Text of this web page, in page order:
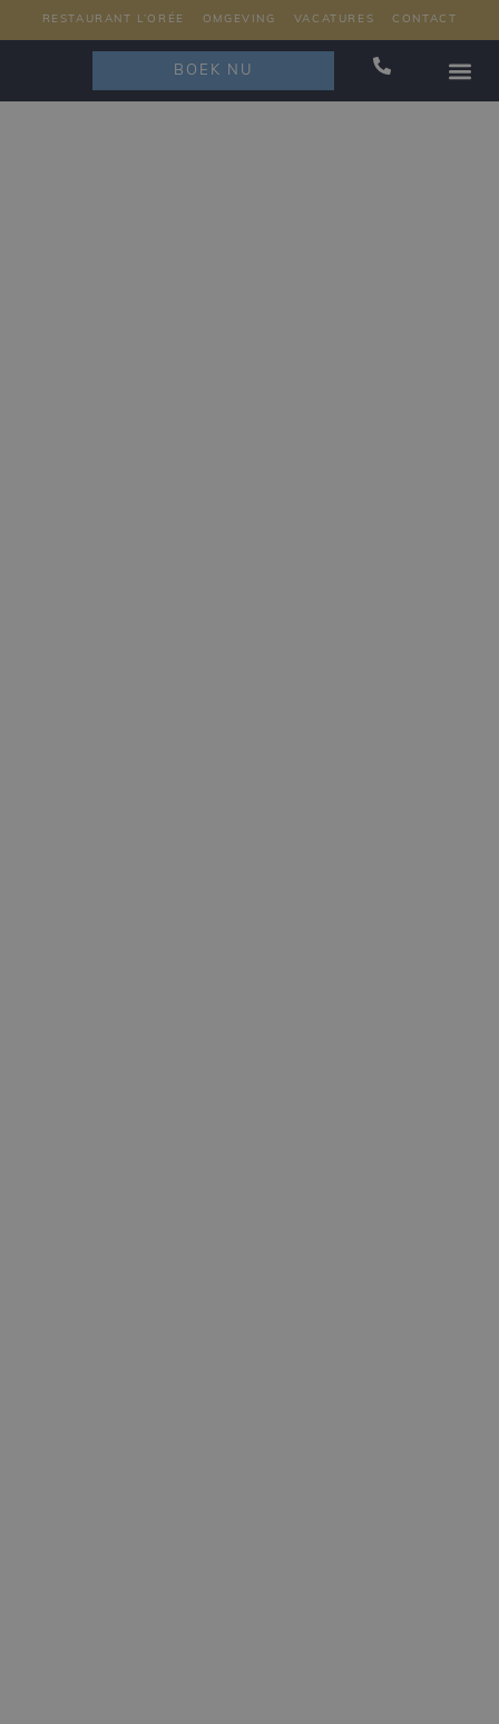
RESTAURANT L’ORÉE OMGEVING VACATURES CONTACT
BOEK NU